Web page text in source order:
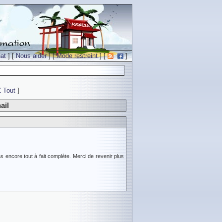
] [Nous aider] [Mode restreint] [ ]
Tout ]
encore tout à fait complète. Merci de revenir plus